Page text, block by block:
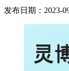
发布日期：2023-